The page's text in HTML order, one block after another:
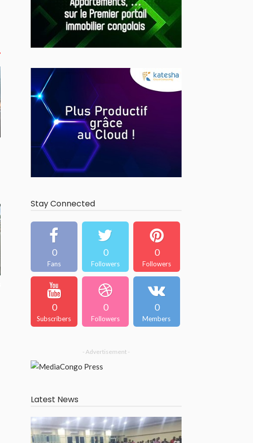
Stay Connected
0
Fans
0
Followers
0
Followers
0
Subscribers
0
Followers
0
Members
- Advertisement -
Latest News